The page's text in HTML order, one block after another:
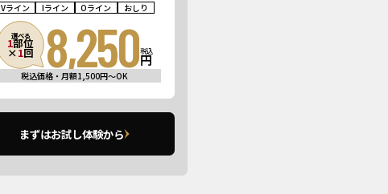
Vライン Iライン Oライン おしり
選べる
1部位
×1回 8,250円
税込
税込価格・月額1,500円〜OK
まずはお試し体験から